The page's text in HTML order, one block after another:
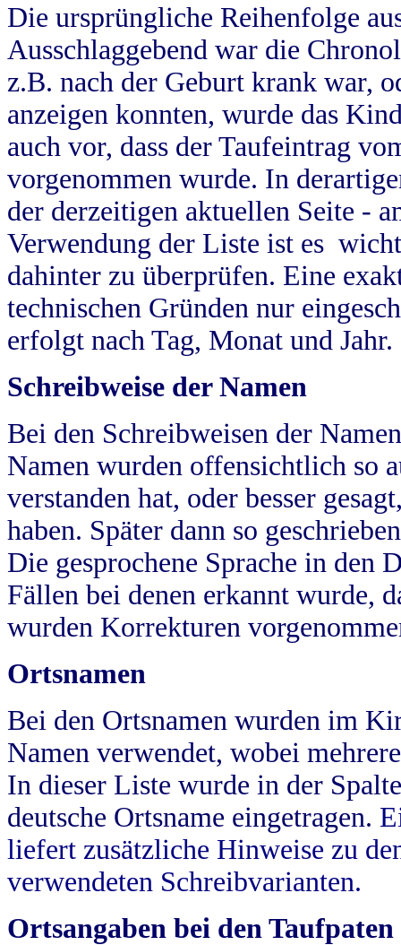
Die ursprüngliche Reihenfolge
Ausschlaggebend war die
z.B. nach der Geburt krank war,
anzeigen konnten, wurde das
auch vor, dass der Taufeintrag
vorgenommen wurde. In
der derzeitigen aktuellen Seite -
Verwendung der Liste ist es
dahinter zu überprüfen. Eine
technischen Gründen nur
erfolgt nach Tag, Monat und Jahr.
Schreibweise der Namen
Bei den Schreibweisen der
Namen wurden offensichtlich so
verstanden hat, oder besser
haben. Später dann so
Die gesprochene Sprache in
Fällen bei denen erkannt wurde,
wurden Korrekturen
Ortsnamen
Bei den Ortsnamen wurden im
Namen verwendet, wobei
In dieser Liste wurde in der
deutsche Ortsname eingetragen.
liefert zusätzliche Hinweise zu
verwendeten Schreibvarianten.
Ortsangaben bei den Taufpaten